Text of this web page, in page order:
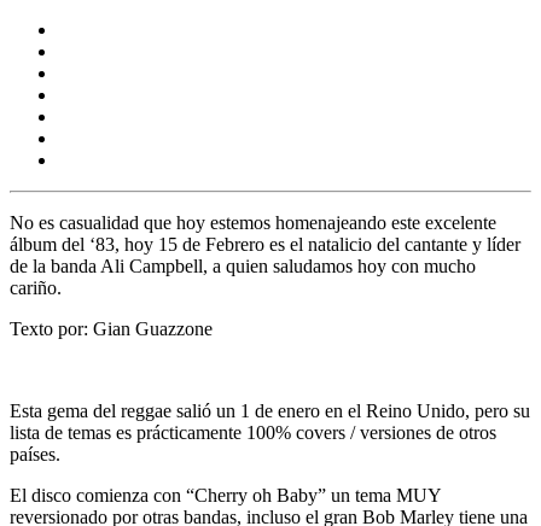
No es casualidad que hoy estemos homenajeando este excelente
álbum del ‘83, hoy 15 de Febrero es el natalicio del cantante y líder
de la bandaAli Campbell, a quien saludamos hoy con mucho
cariño.
Texto por: Gian Guazzone
Esta gema del reggae salió un 1 de enero en el Reino Unido, pero su
lista de temas es prácticamente 100% covers / versiones de otros
países.
El disco comienza con “Cherry oh Baby” un tema MUY
reversionado por otras bandas, incluso el gran Bob Marley tiene una